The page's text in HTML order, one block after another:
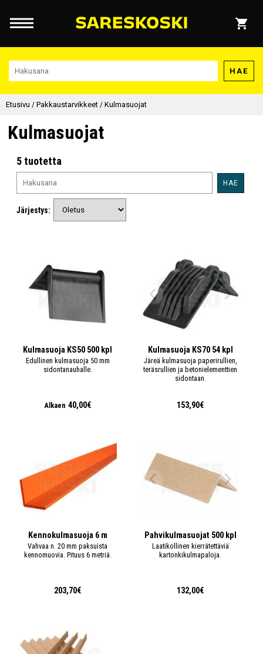
HAE
Etusivu / Pakkaustarvikkeet / Kulmasuojat
Kulmasuojat
5 tuotetta
HAE
Järjestys:
Kulmasuoja KS50 500 kpl
Edullinen kulmasuoja 50 mm
sidontanauhalle.
Alkaen 40,00€
Kulmasuoja KS70 54 kpl
Järeä kulmasuoja paperirullien,
teräsrullien ja betonielementtien
sidontaan.
153,90€
Kennokulmasuoja 6 m
Vahvaa n. 20 mm paksuista
kennomuovia. Pituus 6 metriä.
203,70€
Pahvikulmasuojat 500 kpl
Laatikollinen kierrätettäviä
kartonkikulmapaloja.
132,00€